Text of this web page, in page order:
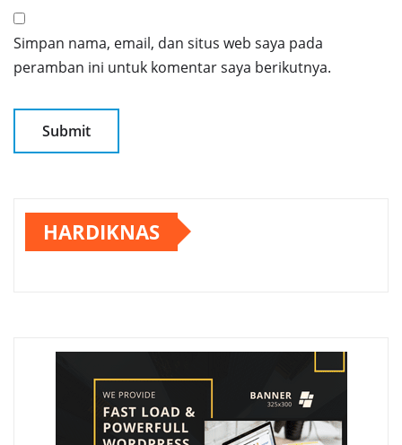
Simpan nama, email, dan situs web saya pada
peramban ini untuk komentar saya berikutnya.
HARDIKNAS